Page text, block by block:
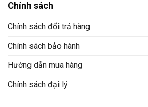
Chính sách
Chính sách đổi trả hàng
Chính sách bảo hành
Hướng dẫn mua hàng
Chính sách đại lý